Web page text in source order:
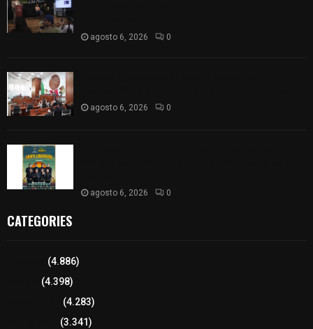
agosto 6, 2026 0
agosto 6, 2026 0
agosto 6, 2026 0
CATEGORIES
(4.886)
(4.398)
(4.283)
(3.341)